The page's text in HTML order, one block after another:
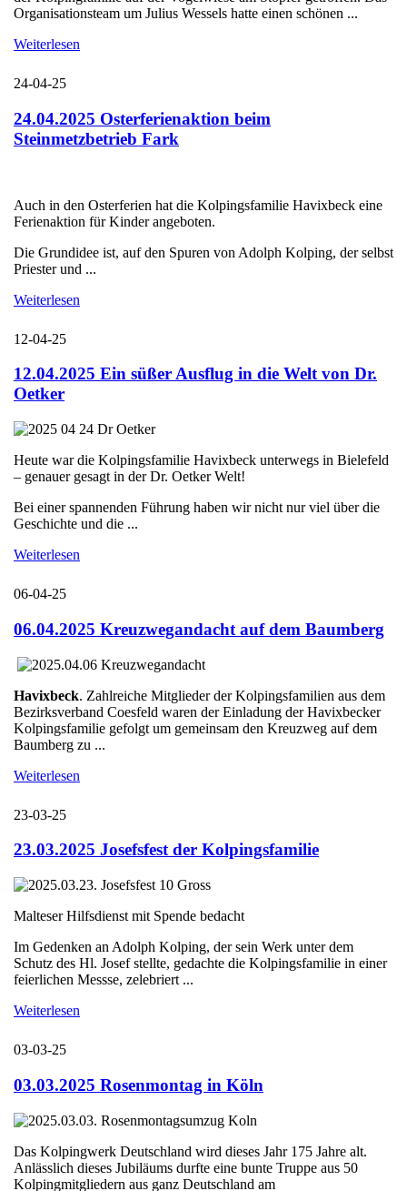
Organisationsteam um Julius Wessels hatte einen schönen ...
Weiterlesen
24-04-25
24.04.2025 Osterferienaktion beim
Steinmetzbetrieb Fark
Auch in den Osterferien hat die Kolpingsfamilie Havixbeck eine
Ferienaktion für Kinder angeboten.
Die Grundidee ist, auf den Spuren von Adolph Kolping, der selbst
Priester und ...
Weiterlesen
12-04-25
12.04.2025 Ein süßer Ausflug in die Welt von Dr.
Oetker
Heute war die Kolpingsfamilie Havixbeck unterwegs in Bielefeld
– genauer gesagt in der Dr. Oetker Welt!
Bei einer spannenden Führung haben wir nicht nur viel über die
Geschichte und die ...
Weiterlesen
06-04-25
06.04.2025 Kreuzwegandacht auf dem Baumberg
Havixbeck. Zahlreiche Mitglieder der Kolpingsfamilien aus dem
Bezirksverband Coesfeld waren der Einladung der Havixbecker
Kolpingsfamilie gefolgt um gemeinsam den Kreuzweg auf dem
Baumberg zu ...
Weiterlesen
23-03-25
23.03.2025 Josefsfest der Kolpingsfamilie
Malteser Hilfsdienst mit Spende bedacht
Im Gedenken an Adolph Kolping, der sein Werk unter dem
Schutz des Hl. Josef stellte, gedachte die Kolpingsfamilie in einer
feierlichen Messse, zelebriert ...
Weiterlesen
03-03-25
03.03.2025 Rosenmontag in Köln
Das Kolpingwerk Deutschland wird dieses Jahr 175 Jahre alt.
Anlässlich dieses Jubiläums durfte eine bunte Truppe aus 50
Kolpingmitgliedern aus ganz Deutschland am